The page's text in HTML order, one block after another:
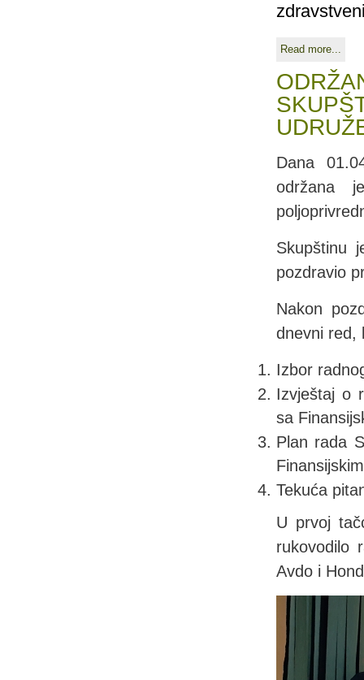
Read more...
Dana
održana
Skupštinu
pozdravio
Nakon
dnevni red,
Izbor
Izvještaj o
sa
Plan rada
Tekuća
U prvoj
rukovodilo
Avdo i